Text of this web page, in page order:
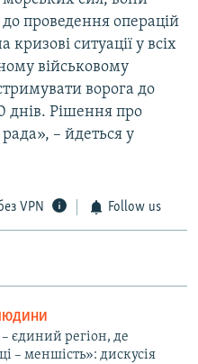
проведення операцій
кризові ситуації у всіх
військовому
ворога до
днів. Рішення про
– йдеться у
VPN Follow us
єдиний регіон, де
– меншість»: дискусія